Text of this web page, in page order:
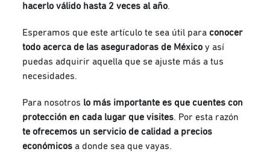
hacerlo válido hasta 2 veces al año.
Esperamos que este artículo te sea útil paraconocer
todo acerca de las aseguradoras de México y así
puedas adquirir aquella que se ajuste más a tus
necesidades.
Para nosotros lo más importante es que cuentes con
protección en cada lugar que visites. Por esta razón
te ofrecemos un servicio de calidad a precios
económicos a donde sea que vayas.